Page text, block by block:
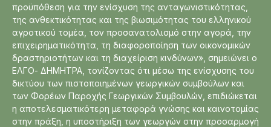
προϋπόθεση για την ενίσχυση της ανταγωνιστικότητας,
της ανθεκτικότητας και της βιωσιμότητας του ελληνικού
αγροτικού τομέα, τον προσανατολισμό στην αγορά, την
επιχειρηματικότητα, τη διαφοροποίηση των οικονομικών
δραστηριοτήτων και τη διαχείριση κινδύνων», σημειώνει ο
ΕΛΓΟ- ΔΗΜΗΤΡΑ, τονίζοντας ότι μέσω της ενίσχυσης του
δικτύου των πιστοποιημένων γεωργικών συμβούλων και
των Φορέων Παροχής Γεωργικών Συμβουλών, επιδιώκεται
η αποτελεσματικότερη μεταφορά γνώσης και καινοτομίας
στην πράξη, η υποστήριξη των γεωργών στην προσαρμογή